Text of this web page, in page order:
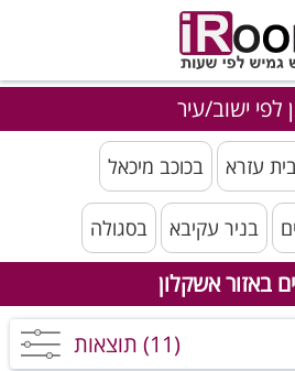
לפי ישוב/עיר
עזרא בכוכב מיכאל
בניר עקיבא בסגולה
באזור אשקלון
(11) תוצאות